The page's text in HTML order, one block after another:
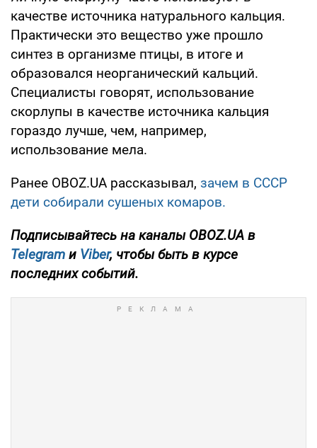
качестве источника натурального кальция.
Практически это вещество уже прошло
синтез в организме птицы, в итоге и
образовался неорганический кальций.
Специалисты говорят, использование
скорлупы в качестве источника кальция
гораздо лучше, чем, например,
использование мела.
Ранее OBOZ.UA рассказывал, зачем в СССР
дети собирали сушеных комаров.
Подписывайтесь на каналы OBOZ.UA в
Telegram и Viber, чтобы быть в курсе
последних событий.